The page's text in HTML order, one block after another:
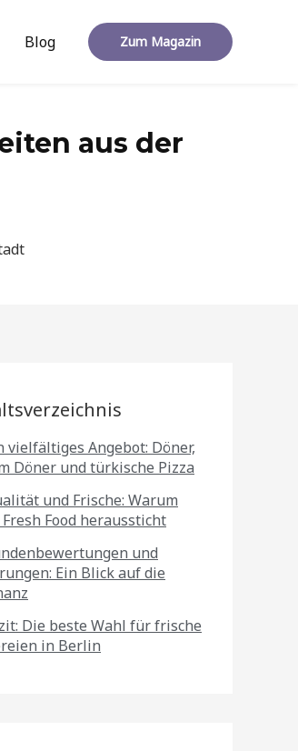
Blog Zum Magazin
aus der
vielfältiges Angebot: Döner,
Döner und türkische Pizza
und Frische: Warum
Food heraussticht
und
Ein Blick auf die
Die beste Wahl für frische
in Berlin